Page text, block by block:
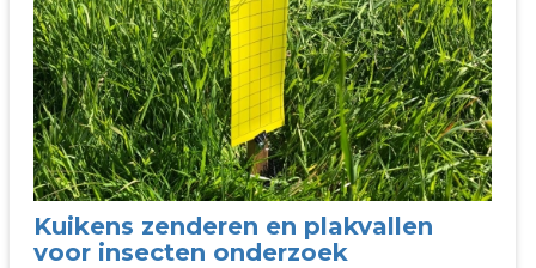
Kuikens zenderen en plakvallen
voor insecten onderzoek